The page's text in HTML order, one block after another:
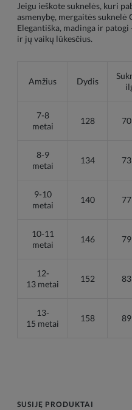
Jeigu ieškote suknelės, kuri
asmenybę, mergaitės suknelė
Elegantiška, madinga ir
ir jų vaikų lūkesčius.
Amžius Dydis
7-8
metai
128
8-9
metai
134
9-10
metai
140
10-11
metai
146
12-
13 metai
152
13-
15 metai
158
SUSIJĘ PRODUKTAI